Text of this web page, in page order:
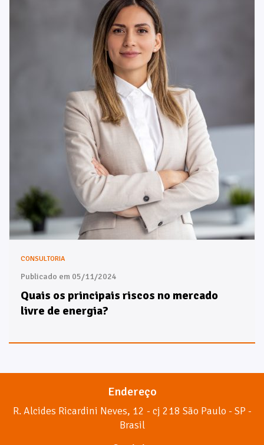
CONSULTORIA
Publicado em 05/11/2024
Quais os principais riscos no mercado
livre de energia?
Endereço
R. Alcides Ricardini Neves, 12 - cj 218 São Paulo - SP -
Brasil